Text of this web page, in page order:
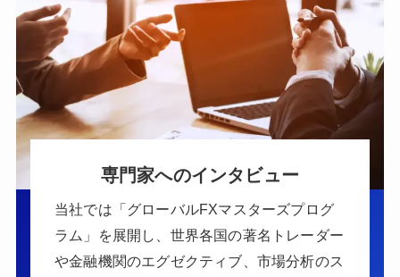
専門家へのインタビュー
当社では「グローバルFXマスターズプログ
ラム」を展開し、世界各国の著名トレーダー
や金融機関のエグゼクティブ、市場分析のス